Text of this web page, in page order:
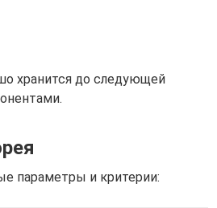
хранится до следующей
параметры и критерии: